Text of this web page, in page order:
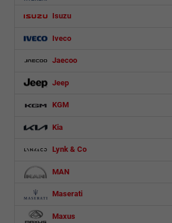
Isuzu
Iveco
Jaecoo
Jeep
KGM
Kia
Lynk & Co
MAN
Maserati
Maxus